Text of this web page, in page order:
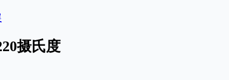
摄氏度